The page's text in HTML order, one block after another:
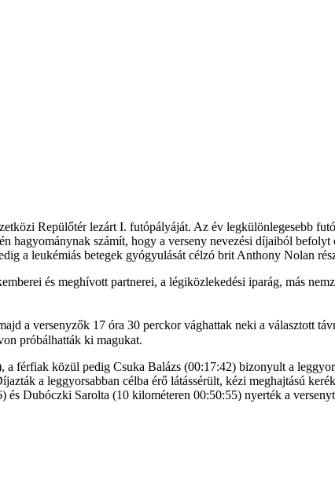
Repülőtér lezárt I. futópályáját. Az év legkülönlegesebb
számít, hogy a verseny nevezési díjaiból
a leukémiás betegek gyógyulását célzó brit Anthony Nolan
és meghívott partnerei, a légiközlekedési iparág, más
a versenyzők 17 óra 30 perckor vághattak neki a választott
próbálhatták ki magukat.
férfiak közül pedig Csuka Balázs (00:17:42) bizonyult a
a leggyorsabban célba érő látássérült, kézi meghajtású
Dubóczki Sarolta (10 kilométeren 00:50:55) nyerték a